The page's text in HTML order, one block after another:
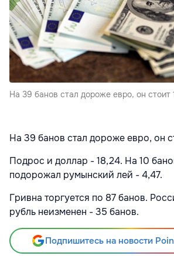
На 39 банов стал дороже евро, он стоит
На 39 банов стал дороже евро, он
Подрос и доллар - 18,24. На 10
подорожал румынский лей - 4,47.
Гривна торгуется по 87 банов.
рубль неизменен - 35 банов.
Подпишитесь на новости